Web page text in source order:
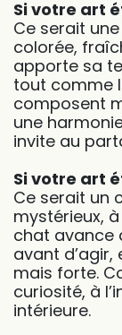
Si votre art
Ce serait
colorée,
apporte sa
tout comme
composent
une
invite au
Si votre art
Ce serait un
mystérieux,
chat avance
avant
mais forte.
curiosité, à
intérieure.